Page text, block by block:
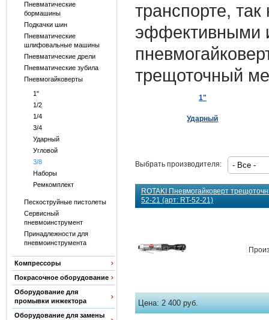
Пневматические
бормашины
Подкачки шин
Пневматические
шлифовальные машины
Пневматические дрели
Пневматические зубила
Пневмогайковерты
1"
1/2
1/4
3/4
Ударный
Угловой
3/8
Наборы
Ремкомплект
Пескоструйные пистолеты
Сервисный
пневмоинструмент
Принадлежности для
пневмоинструмента
Компрессоры
Покрасочное оборудование
Оборудование для
промывки инжектора
Оборудование для замены
транспорте,
эффективными
трещоточный
1"
Ударный
Выбрать производителя:
ROTAKI Пневмогайковерт
52-21 (арт: RT-52-21)
Цена:2 400 руб.